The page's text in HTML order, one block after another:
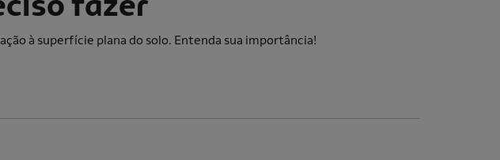
à superfície plana do solo. Entenda sua importância!